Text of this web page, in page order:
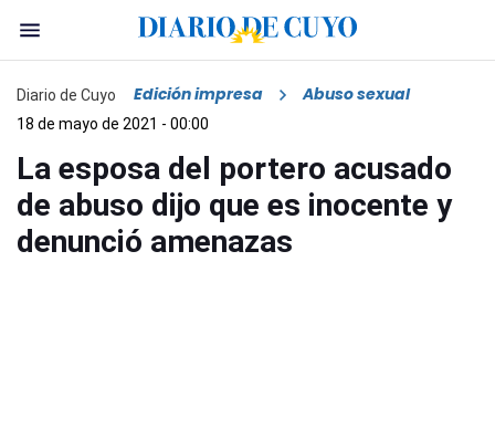
Diario de Cuyo Edición impresa Abuso sexual
18 de mayo de 2021 - 00:00
La esposa del portero acusado
de abuso dijo que es inocente y
denunció amenazas